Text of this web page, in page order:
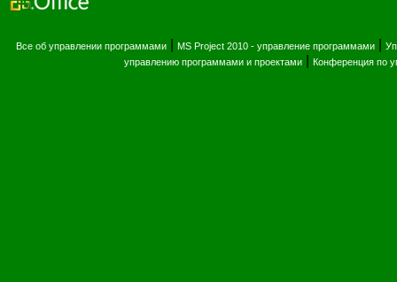
Все об управлении программами MS Project 2010 - управление программами
управлению программами и проектами| Конференция по